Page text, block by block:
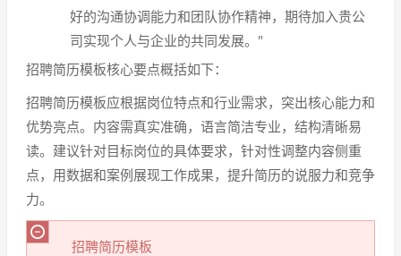
好的沟通协调能力和团队协作精神，期待加入贵公
司实现个人与企业的共同发展。"
招聘简历模板核心要点概括如下：
招聘简历模板应根据岗位特点和行业需求，突出核心能力和
优势亮点。内容需真实准确，语言简洁专业，结构清晰易
读。建议针对目标岗位的具体要求，针对性调整内容侧重
点，用数据和案例展现工作成果，提升简历的说服力和竞争
力。
招聘简历模板